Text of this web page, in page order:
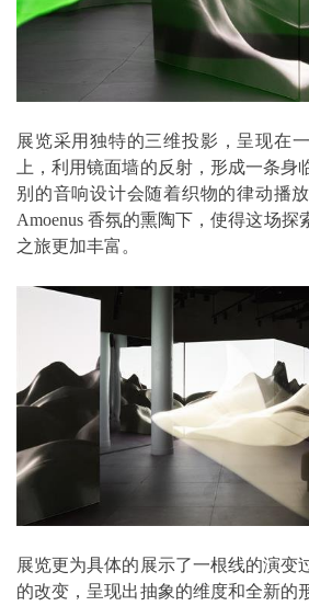
展览采用独特的三维投影，呈现在
上，利用镜面墙的反射，形成一条身
别的音响设计会随着织物的律动播
Amoenus 香氛的熏陶下，使得这场探
之旅更加丰富。
展览更为具体的展示了一根线的演变
的改变，呈现出抽象的维度和全新的